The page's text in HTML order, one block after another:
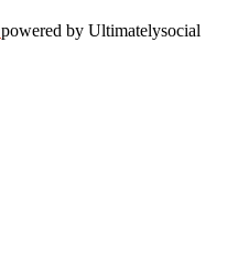
powered by Ultimatelysocial